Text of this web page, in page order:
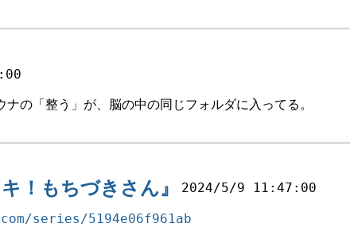
ナの「整う」が、脳の中の同じフォルダに入ってる。
！もちづきさん』 2024/5/9 11:47:00
series/5194e06f961ab